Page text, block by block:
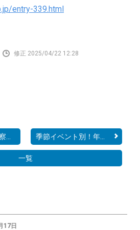
entry-339.html
修正 2025/04/22 12:28
...
一覧
17日